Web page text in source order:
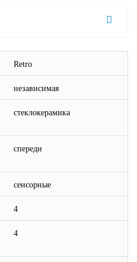
Retro
независимая
стеклокерамика
спереди
сенсорные
4
4